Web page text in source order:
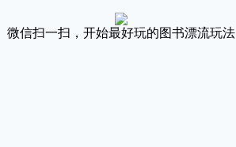
微信扫一扫，开始最好玩的图书漂流玩法